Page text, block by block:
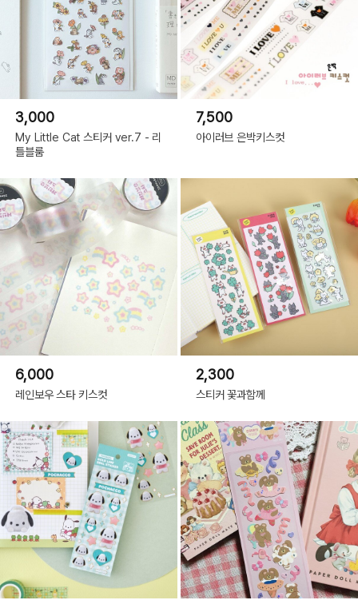
3,000
My Little Cat 스티커 ver.7 - 리
틀블룸
7,500
아이러브 은박키스컷
6,000
레인보우 스타 키스컷
2,300
스티커 꽃과함께